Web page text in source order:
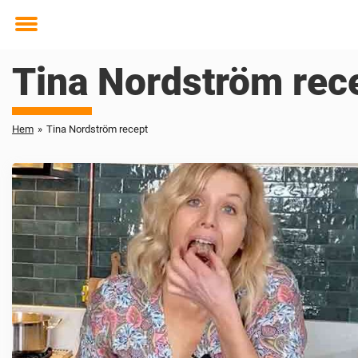
Toggle
Tina Nordström
Hem » Tina Nordström recept